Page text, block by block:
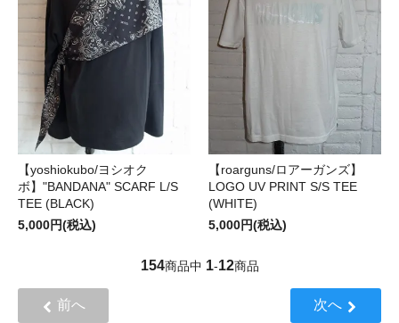
【yoshiokubo/ヨシオク
ボ】"BANDANA" SCARF L/S
TEE (BLACK)
5,000円(税込)
【roarguns/ロアーガンズ】
LOGO UV PRINT S/S TEE
(WHITE)
5,000円(税込)
154商品中 1-12商品
前へ 次へ